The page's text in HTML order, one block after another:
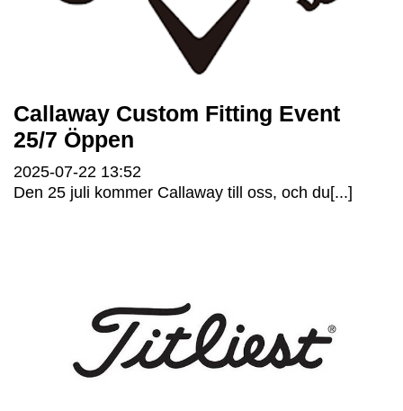
Callaway Custom Fitting Event
25/7 Öppen
2025-07-22 13:52
Den 25 juli kommer Callaway till oss, och du[...]